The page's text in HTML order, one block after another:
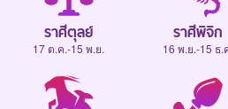
ราศีตุลย์
17 ต.ค.-15 พ.ย.
ราศีพิจิก
16 พ.ย.-15 ธ.